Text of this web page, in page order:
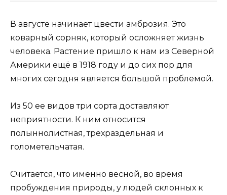
В августе начинает цвести амброзия. Это
коварный сорняк, который осложняет жизнь
человека. Растение пришло к нам из Северной
Америки ещё в 1918 году и до сих пор для
многих сегодня является большой проблемой.
Из 50 ее видов три сорта доставляют
неприятности. К ним относится
полыннолистная, трехраздельная и
голометельчатая.
Считается, что именно весной, во время
пробуждения природы, у людей склонных к